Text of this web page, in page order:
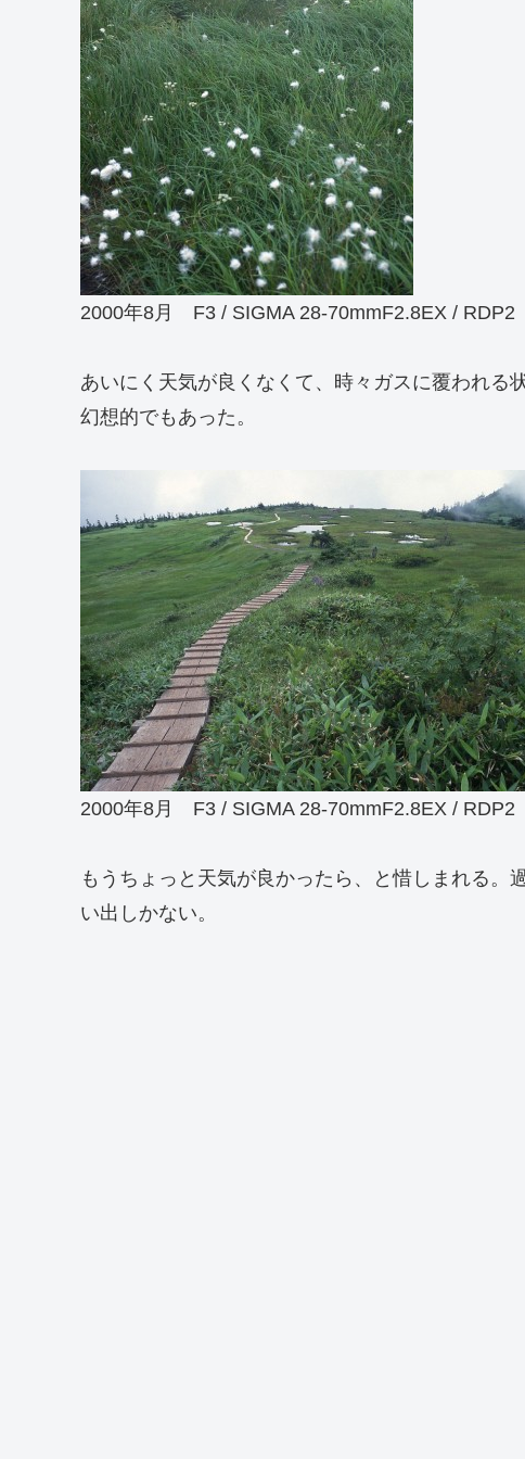
2000年8月 F3 / SIGMA 28-70mmF2.8EX / RDP2
あいにく天気が良くなくて、時々ガスに覆われる
幻想的でもあった。
2000年8月 F3 / SIGMA 28-70mmF2.8EX / RDP2
もうちょっと天気が良かったら、と惜しまれる。
い出しかない。